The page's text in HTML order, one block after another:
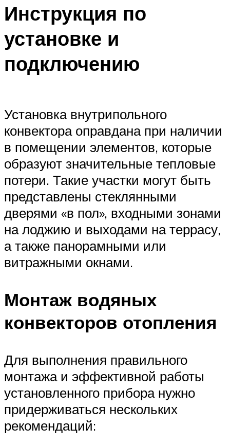
Инструкция по
установке и
подключению
Установка внутрипольного
конвектора оправдана при наличии
в помещении элементов, которые
образуют значительные тепловые
потери. Такие участки могут быть
представлены стеклянными
дверями «в пол», входными зонами
на лоджию и выходами на террасу,
а также панорамными или
витражными окнами.
Монтаж водяных
конвекторов отопления
Для выполнения правильного
монтажа и эффективной работы
установленного прибора нужно
придерживаться нескольких
рекомендаций: